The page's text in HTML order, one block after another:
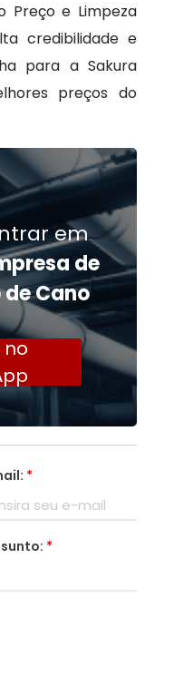
Preço e Limpeza
credibilidade e
para a Sakura
preços do
em
de
Cano
*
*